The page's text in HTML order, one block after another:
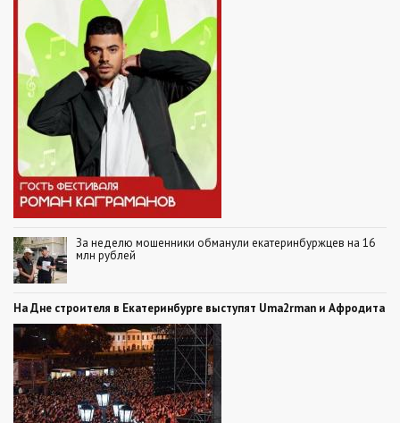
За неделю мошенники обманули екатеринбуржцев на 16
млн рублей
На Дне строителя в Екатеринбурге выступят Uma2rman и Афродита